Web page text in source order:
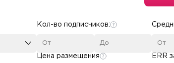
Кол-во подписчиков:
Цена размещения ERR